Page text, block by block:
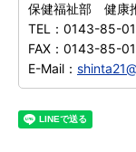
保健福祉部 健康
TEL： 0143-85-
FAX： 0143-85-
E-Mail：